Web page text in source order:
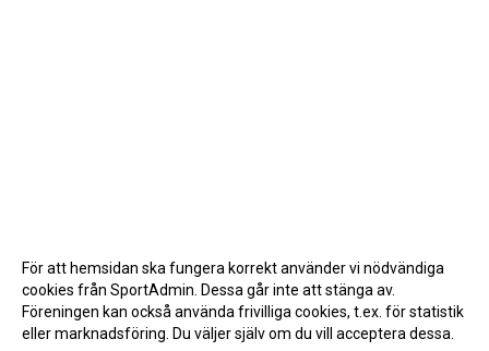
För att hemsidan ska fungera korrekt använder vi nödvändiga
cookies från SportAdmin. Dessa går inte att stänga av.
Föreningen kan också använda frivilliga cookies, t.ex. för statistik
eller marknadsföring. Du väljer själv om du vill acceptera dessa.